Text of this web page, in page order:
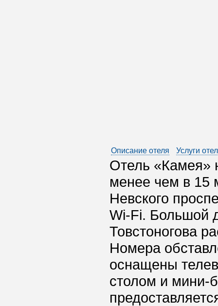
Описание отеля Услуги
Отель «Камея»
менее чем в 15
Невского
Wi-Fi. Большой
Товстоногова
Номера
оснащены
столом и мини-